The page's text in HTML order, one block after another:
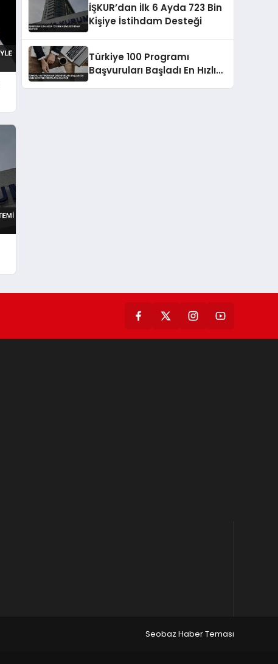
İŞKUR’dan İlk 6 Ayda 723 Bin
Kişiye İstihdam Desteği
Türkiye 100 Programı
Başvuruları Başladı En Hızlı
Seobaz Haber Teması